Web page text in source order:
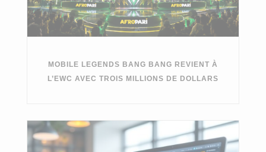
MOBILE LEGENDS BANG BANG REVIENT À
L’EWC AVEC TROIS MILLIONS DE DOLLARS